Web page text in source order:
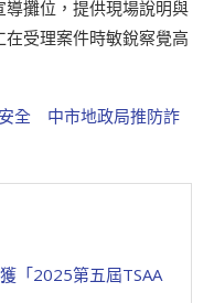
攤位，提供現場說明與
受理案件時敏銳察覺高
全 中市地政局推防詐
「2025第五屆TSAA